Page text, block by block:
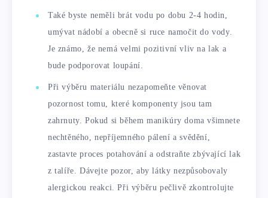
Také byste neměli brát vodu po dobu 2-4 hodin,
umývat nádobí a obecně si ruce namočit do vody.
Je známo, že nemá velmi pozitivní vliv na lak a
bude podporovat loupání.
Při výběru materiálu nezapomeňte věnovat
pozornost tomu, které komponenty jsou tam
zahrnuty. Pokud si během manikúry doma všimnete
nechtěného, ​​nepříjemného pálení a svědění,
zastavte proces potahování a odstraňte zbývající lak
z talíře. Dávejte pozor, aby látky nezpůsobovaly
alergickou reakci. Při výběru pečlivě zkontrolujte